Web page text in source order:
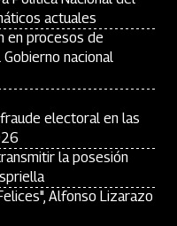
actuales
en procesos de
nacional
electoral en las
la posesión
Alfonso Lizarazo